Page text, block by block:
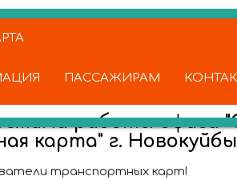
ПАССАЖИРАМ
работы офиса
карта" г.
транспортных карт!